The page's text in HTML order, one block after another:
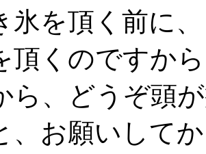
氷を頂く前に
頂くのですか
ら、どうぞ頭
、お願いして